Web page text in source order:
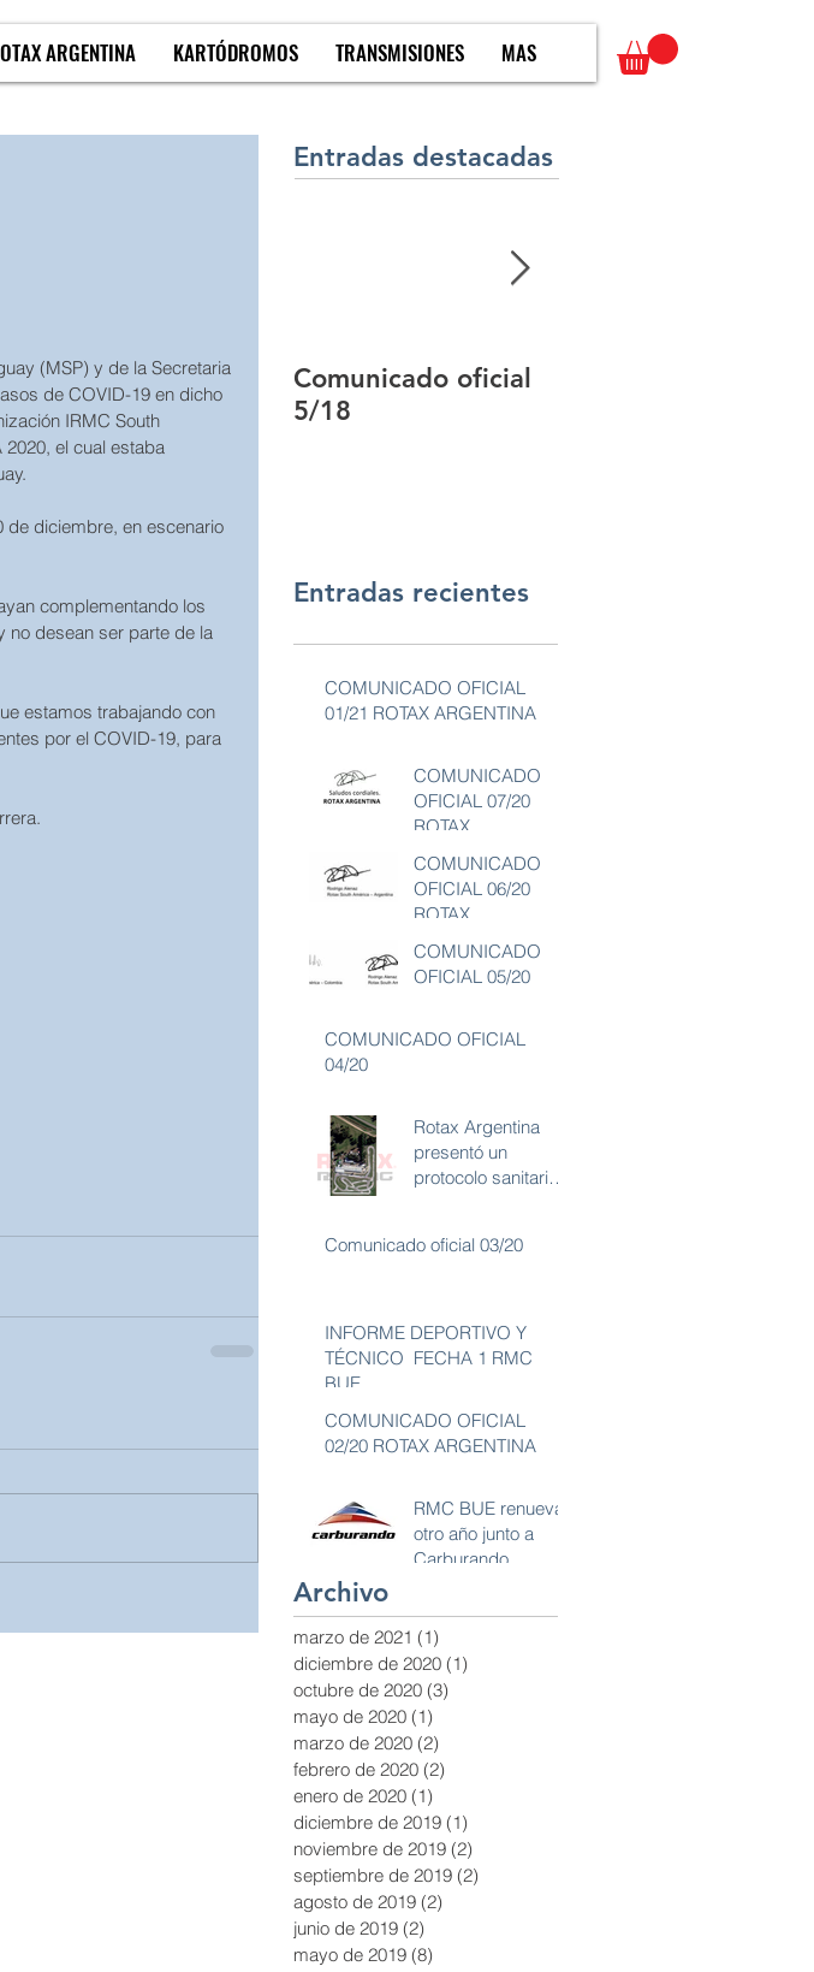
ARGENTINA KARTÓDROMOS TRANSMISIONES MAS
(MSP) y de la Secretaria
de COVID-19 en dicho
IRMC South
el cual estaba
de diciembre, en escenario
complementando los
no desean ser parte de la
estamos trabajando con
por el COVID-19, para
Entradas destacadas
Comunicado oficial
5/18
Entradas recientes
COMUNICADO OFICIAL
01/21 ROTAX ARGENTINA
COMUNICADO
OFICIAL 07/20
ROTAX
COMUNICADO
OFICIAL 06/20
ROTAX
COMUNICADO
OFICIAL 05/20
COMUNICADO OFICIAL
04/20
Rotax Argentina
presentó un
protocolo sanitario
ambiente libre de
Comunicado oficial 03/20
INFORME DEPORTIVO Y
TÉCNICO FECHA 1 RMC
BUE
COMUNICADO OFICIAL
02/20 ROTAX ARGENTINA
RMC BUE renueva
otro año junto a
Carburando
Archivo
marzo de 2021 (1)
diciembre de 2020 (1)
octubre de 2020 (3)
mayo de 2020 (1)
marzo de 2020 (2)
febrero de 2020 (2)
enero de 2020 (1)
diciembre de 2019 (1)
noviembre de 2019 (2)
septiembre de 2019 (2)
agosto de 2019 (2)
junio de 2019 (2)
mayo de 2019 (8)